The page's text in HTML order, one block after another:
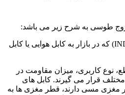
کابل داخل ساختمانی (INDOOR) که در بازار به کابل هوایی یا کابل
نوع کاربری، میزان مقاومت در
مختلف قرار می گیرند. کابل های
مغزی مسی دارند، قطر مغزی ها به